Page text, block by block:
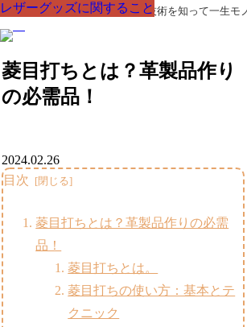
革製品の部品の呼び名・素材・技術を知って一生モ
菱目打ちとは？革製品作り
の必需品！
レザーグッズに関すること
2024.02.26
目次
菱目打ちとは？革製品作りの必需
品！
菱目打ちとは。
菱目打ちの使い方：基本とテ
クニック
レザーグッズに関すること
レザーグッズに関すること
レザーグッズに関すること
レザーグッズに関すること
レザーグッズに関すること
レザーグッズに関すること